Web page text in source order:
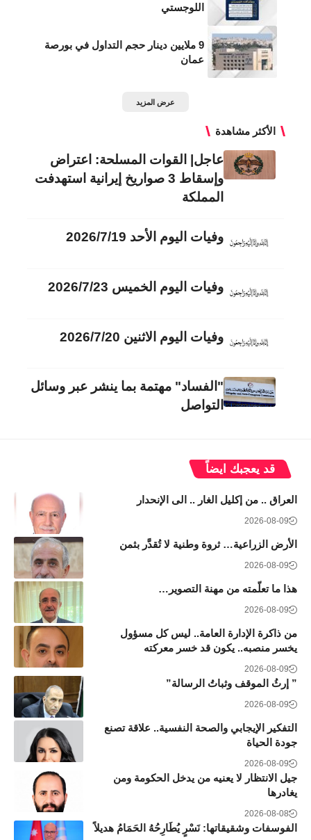
اللوجستي
9 ملايين دينار حجم التداول في بورصة
عمان
عرض المزيد
الأكثر مشاهدة
عاجل| القوات المسلحة: اعتراض
وإسقاط 3 صواريخ إيرانية استهدفت
المملكة
وفيات اليوم الأحد 2026/7/19
وفيات اليوم الخميس 2026/7/23
وفيات اليوم الاثنين 2026/7/20
"الفساد" مهتمة بما ينشر عبر وسائل
التواصل
قد يعجبك ايضاً
العراق .. من إكليل الغار .. الى الإنحدار
2026-08-09
الأرض الزراعية… ثروة وطنية لا تُقدَّر بثمن
2026-08-09
هذا ما تعلّمته من مهنة التصوير…
2026-08-09
من ذاكرة الإدارة العامة.. ليس كل مسؤول
يخسر منصبه.. يكون قد خسر معركته
2026-08-09
” إرثُ الموقف وثباتُ الرسالة”
2026-08-09
التفكير الإيجابي والصحة النفسية.. علاقة تصنع
جودة الحياة
2026-08-09
جيل الانتظار لا يعنيه من يدخل الحكومة ومن
يغادرها
2026-08-08
الفوسفات وشقيقاتها: نَسْرٍ يُطَارِحُهُ الحَمَامُ هديلاً